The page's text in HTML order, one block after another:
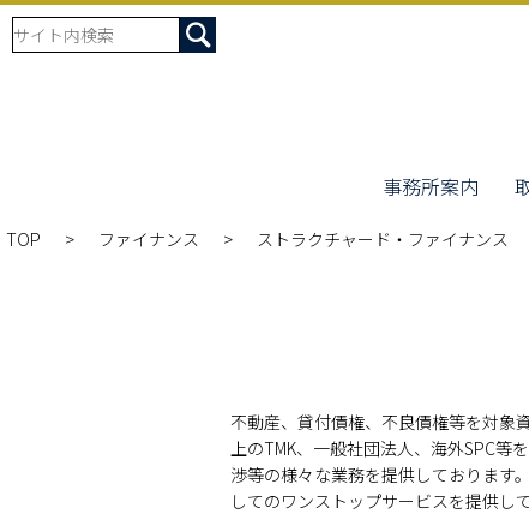
事務所案内
TOP ファイナンス ストラクチャード・ファイナンス
不動産、貸付債権、不良債権等を対象
上のTMK、一般社団法人、海外SPC等
渉等の様々な業務を提供しております
してのワンストップサービスを提供し